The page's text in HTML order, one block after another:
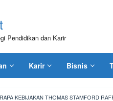
Pendidikan dan Karir
Karir Bisnis
KEBIJAKAN THOMAS STAMFORD